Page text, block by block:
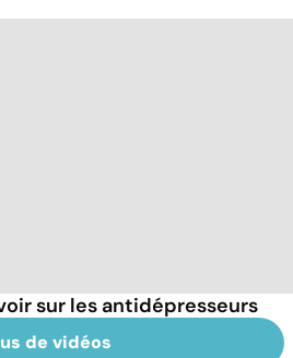
sur les antidépresseurs
de vidéos